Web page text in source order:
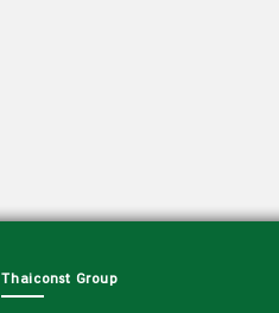
Thaiconst Group